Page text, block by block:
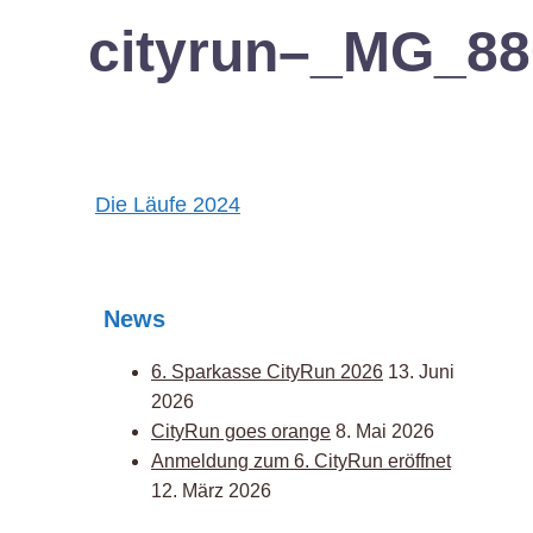
Post
Die Läufe 2024
News
6. Sparkasse CityRun 2026 13. Juni
2026
CityRun goes orange 8. Mai 2026
Anmeldung zum 6. CityRun eröffnet
12. März 2026